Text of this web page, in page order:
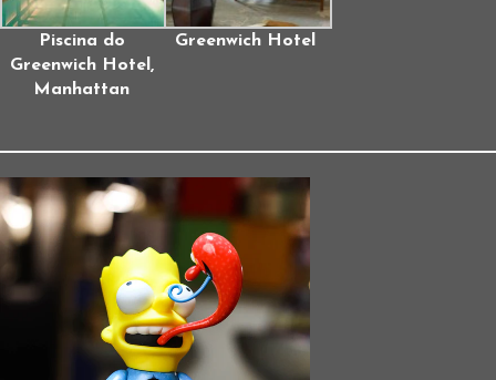
Piscina do
Greenwich Hotel,
Manhattan
Greenwich Hotel